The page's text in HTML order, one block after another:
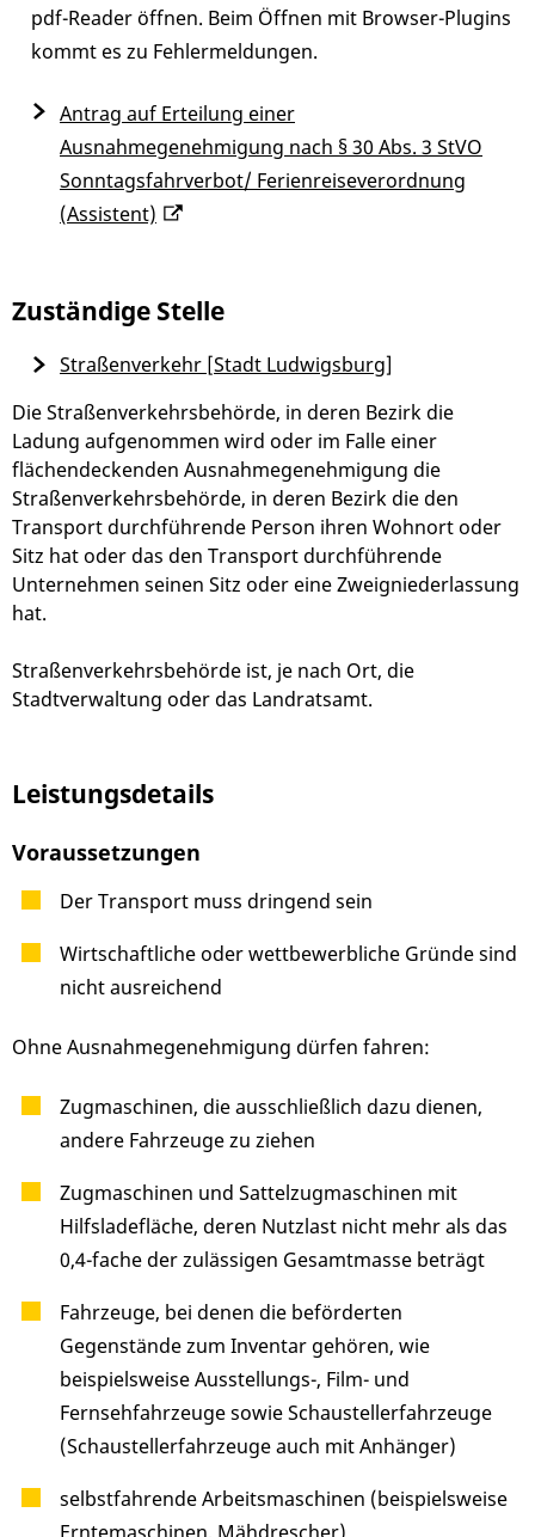
pdf-Reader öffnen. Beim Öffnen mit Browser-Plugins
kommt es zu Fehlermeldungen.
Antrag auf Erteilung einer
Ausnahmegenehmigung nach § 30 Abs. 3 StVO
Sonntagsfahrverbot/ Ferienreiseverordnung
(Assistent)
Zuständige Stelle
Die Straßenverkehrsbehörde, in deren Bezirk die
Ladung aufgenommen wird oder im Falle einer
flächendeckenden Ausnahmegenehmigung die
Straßenverkehrsbehörde, in deren Bezirk die den
Transport durchführende Person ihren Wohnort oder
Sitz hat oder das den Transport durchführende
Unternehmen seinen Sitz oder eine Zweigniederlassung
hat.
Straßenverkehrsbehörde ist, je nach Ort, die
Stadtverwaltung oder das Landratsamt.
Straßenverkehr [Stadt Ludwigsburg]
Leistungsdetails
Voraussetzungen
Der Transport muss dringend sein
Wirtschaftliche oder wettbewerbliche Gründe sind
nicht ausreichend
Ohne Ausnahmegenehmigung dürfen fahren:
Zugmaschinen, die ausschließlich dazu dienen,
andere Fahrzeuge zu ziehen
Zugmaschinen und Sattelzugmaschinen mit
Hilfsladefläche, deren Nutzlast nicht mehr als das
0,4-fache der zulässigen Gesamtmasse beträgt
Fahrzeuge, bei denen die beförderten
Gegenstände zum Inventar gehören, wie
beispielsweise Ausstellungs-, Film- und
Fernsehfahrzeuge sowie Schaustellerfahrzeuge
(Schaustellerfahrzeuge auch mit Anhänger)
selbstfahrende Arbeitsmaschinen (beispielsweise